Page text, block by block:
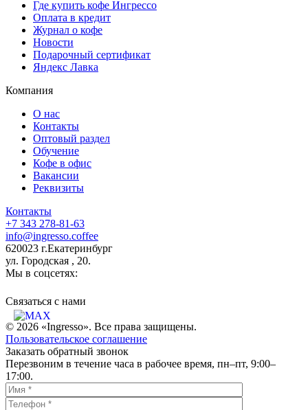
Где купить кофе Ингрессо
Оплата в кредит
Журнал о кофе
Новости
Подарочный сертификат
Яндекс Лавка
Компания
О нас
Контакты
Оптовый раздел
Обучение
Кофе в офис
Вакансии
Реквизиты
Контакты
+7 343 278-81-63
info@ingresso.coffee
620023 г.Екатеринбург
ул. Городская , 20.
Мы в соцсетях:
Связаться c нами
© 2026 «Ingresso». Все права защищены.
Пользовательское соглашение
Заказать обратный звонок
Перезвоним в течение часа в рабочее время, пн–пт, 9:00–
17:00.